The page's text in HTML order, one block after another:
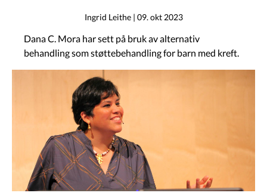
Ingrid Leithe | 09. okt 2023
Dana C. Mora har sett på bruk av alternativ
behandling som støttebehandling for barn med kreft.